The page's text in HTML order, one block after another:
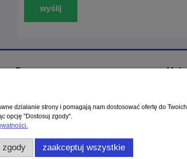
wyślij
Pomoc
Polityka prywatności RODO
Regulamin zakupów
Moje
sklepu oznacza zgodę na wykorzystywanie plików
działanie strony i pomagają nam dostosować ofertę do
opcję "Dostosuj zgody".
zgody zaakceptuj wszystkie